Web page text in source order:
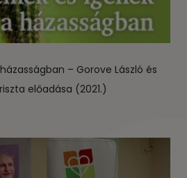
– Gorove László és
előadása (2021.)